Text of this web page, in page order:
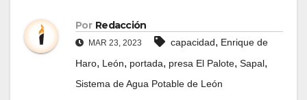
Por Redacción
MAR 23, 2023 capacidad, Enrique de
Haro, León, portada, presa El Palote, Sapal,
Sistema de Agua Potable de León